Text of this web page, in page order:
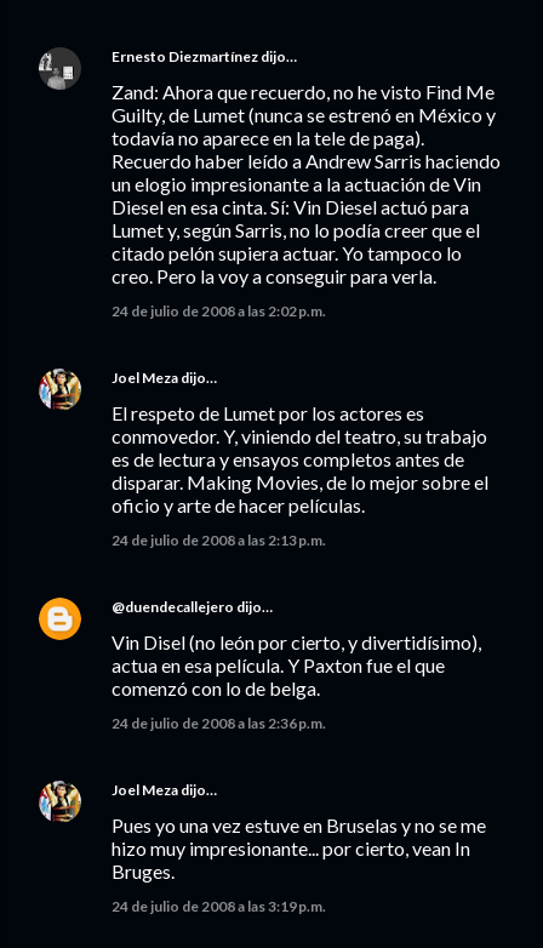
Ernesto Diezmartínez dijo…
Zand: Ahora que recuerdo, no he visto Find Me
Guilty, de Lumet (nunca se estrenó en México y
todavía no aparece en la tele de paga).
Recuerdo haber leído a Andrew Sarris haciendo
un elogio impresionante a la actuación de Vin
Diesel en esa cinta. Sí: Vin Diesel actuó para
Lumet y, según Sarris, no lo podía creer que el
citado pelón supiera actuar. Yo tampoco lo
creo. Pero la voy a conseguir para verla.
24 de julio de 2008 a las 2:02 p.m.
Joel Meza dijo…
El respeto de Lumet por los actores es
conmovedor. Y, viniendo del teatro, su trabajo
es de lectura y ensayos completos antes de
disparar. Making Movies, de lo mejor sobre el
oficio y arte de hacer películas.
24 de julio de 2008 a las 2:13 p.m.
@duendecallejero dijo…
Vin Disel (no león por cierto, y divertidísimo),
actua en esa película. Y Paxton fue el que
comenzó con lo de belga.
24 de julio de 2008 a las 2:36 p.m.
Joel Meza dijo…
Pues yo una vez estuve en Bruselas y no se me
hizo muy impresionante... por cierto, vean In
Bruges.
24 de julio de 2008 a las 3:19 p.m.